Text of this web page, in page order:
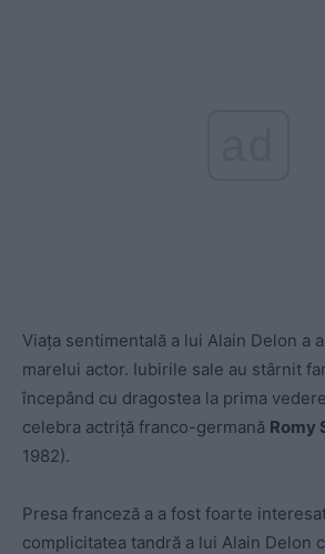
Viaţa sentimentală a lui Alain Delon a
marelui actor. Iubirile sale au stârnit
începând cu dragostea la prima
celebra actriță franco-germană Romy
1982).
Presa franceză a a fost foarte
complicitatea tandră a lui Alain Delon